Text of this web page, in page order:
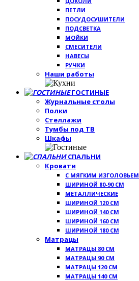
ПЕТЛИ
ПОСУДОСУШИТЕЛИ
ПОДСВЕТКА
МОЙКИ
СМЕСИТЕЛИ
НАВЕСЫ
РУЧКИ
Наши работы
ГОСТИНЫЕ
Журнальные столы
Полки
Стеллажи
Тумбы под ТВ
Шкафы
СПАЛЬНИ
Кровати
С МЯГКИМ ИЗГОЛОВЬЕМ
ШИРИНОЙ 80-90 СМ
МЕТАЛЛИЧЕСКИЕ
ШИРИНОЙ 120 СМ
ШИРИНОЙ 140 СМ
ШИРИНОЙ 160 СМ
ШИРИНОЙ 180 СМ
Матрацы
МАТРАЦЫ 80 СМ
МАТРАЦЫ 90 СМ
МАТРАЦЫ 120 СМ
МАТРАЦЫ 140 СМ